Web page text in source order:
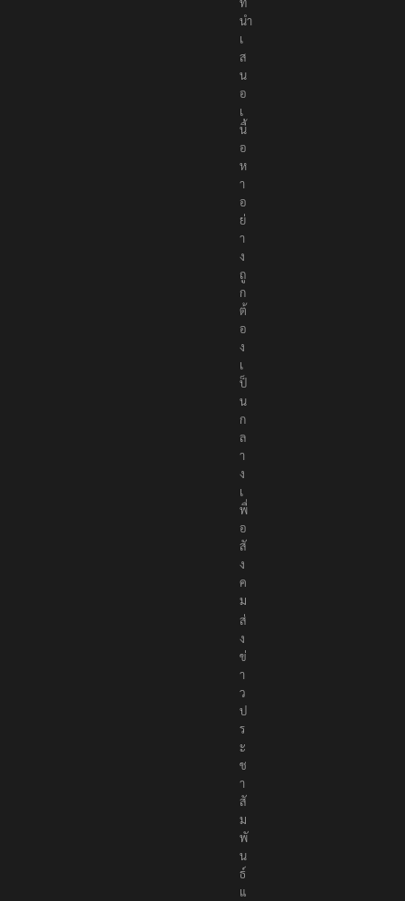
นำ
เ
ส
น
อ
เ
นื้
อ
ห
า
อ
ย่
า
ง
ถู
ก
ต้
อ
ง
เ
ป็
น
ก
ล
า
ง
เ
พื่
อ
สั
ง
ค
ม
ส่
ง
ข่
า
ว
ป
ร
ะ
ช
า
สั
ม
พั
น
ธ์
แ